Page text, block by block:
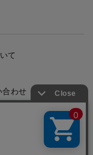
て
合わせ
CO.,LTD. All Rights